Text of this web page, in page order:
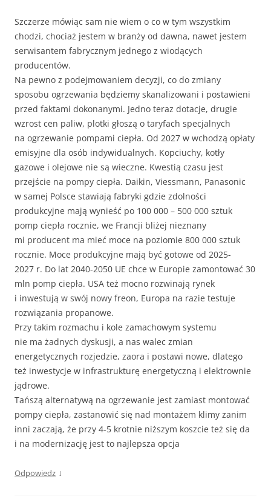
Szczerze mówiąc sam nie wiem o co w tym wszystkim
chodzi, chociaż jestem w branży od dawna, nawet jestem
serwisantem fabrycznym jednego z wiodących
producentów.
Na pewno z podejmowaniem decyzji, co do zmiany
sposobu ogrzewania będziemy skanalizowani i postawieni
przed faktami dokonanymi. Jedno teraz dotacje, drugie
wzrost cen paliw, plotki głoszą o taryfach specjalnych
na ogrzewanie pompami ciepła. Od 2027 w wchodzą opłaty
emisyjne dla osób indywidualnych. Kopciuchy, kotły
gazowe i olejowe nie są wieczne. Kwestią czasu jest
przejście na pompy ciepła. Daikin, Viessmann, Panasonic
w samej Polsce stawiają fabryki gdzie zdolności
produkcyjne mają wynieść po 100 000 – 500 000 sztuk
pomp ciepła rocznie, we Francji bliżej nieznany
mi producent ma mieć moce na poziomie 800 000 sztuk
rocznie. Moce produkcyjne mają być gotowe od 2025-
2027 r. Do lat 2040-2050 UE chce w Europie zamontować 30
mln pomp ciepła. USA też mocno rozwinają rynek
i inwestują w swój nowy freon, Europa na razie testuje
rozwiązania propanowe.
Przy takim rozmachu i kole zamachowym systemu
nie ma żadnych dyskusji, a nas walec zmian
energetycznych rozjedzie, zaora i postawi nowe, dlatego
też inwestycje w infrastrukturę energetyczną i elektrownie
jądrowe.
Tańszą alternatywą na ogrzewanie jest zamiast montować
pompy ciepła, zastanowić się nad montażem klimy zanim
inni zaczają, że przy 4-5 krotnie niższym koszcie też się da
i na modernizację jest to najlepsza opcja
Odpowiedz ↓